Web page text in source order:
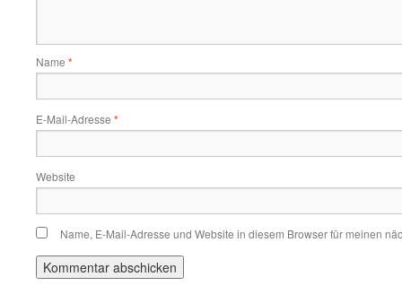
Name *
E-Mail-Adresse *
Website
Name, E-Mail-Adresse und Website in diesem Browser für meinen